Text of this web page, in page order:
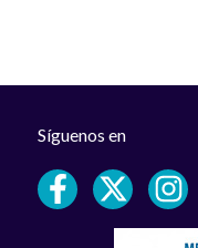
Síguenos en